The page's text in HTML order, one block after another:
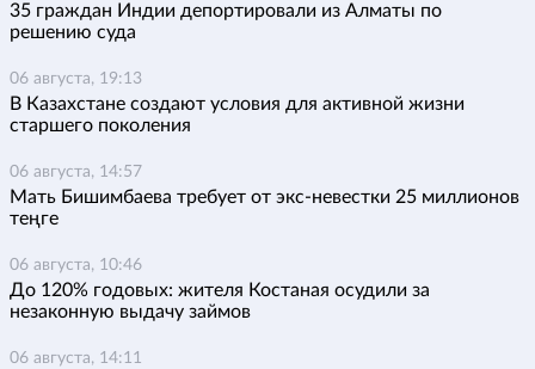
35 граждан Индии депортировали из Алматы по
решению суда
06 августа, 19:13
В Казахстане создают условия для активной жизни
старшего поколения
06 августа, 14:57
Мать Бишимбаева требует от экс-невестки 25 миллионов
теңге
06 августа, 10:46
До 120% годовых: жителя Костаная осудили за
незаконную выдачу займов
06 августа, 14:11